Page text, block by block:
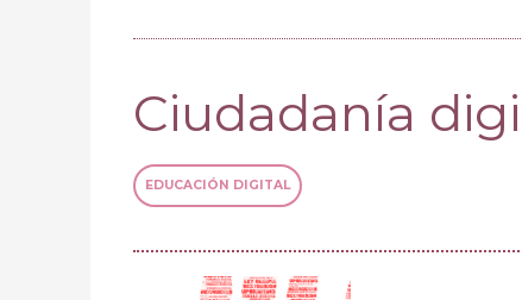
Ciudadanía
EDUCACIÓN DIGITAL